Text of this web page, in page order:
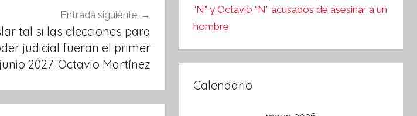
Entrada siguiente
tal si las elecciones para
judicial fueran el primer
2027: Octavio Martínez
“N” y Octavio “N” acusados de asesinar a un
hombre
Calendario